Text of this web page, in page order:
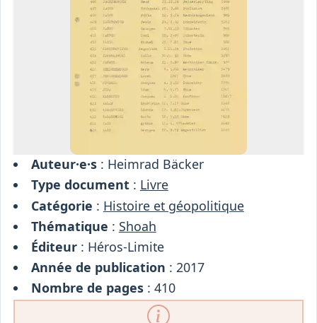
Auteur·e·s: Heimrad Bäcker
Type document: Livre
Catégorie : Histoire et géopolitique
Thématique : Shoah
Éditeur: Héros-Limite
Année de publication : 2017
Nombre de pages: 410